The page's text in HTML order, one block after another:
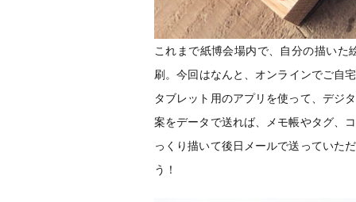
これまで紙博会場内で、自分の描い
刷。今回はなんと、オンラインでご自
タブレット用のアプリを使って、デジ
案をデータで送れば、メモ帳やタグ、
っくり描いて後日メールで送っていた
う！